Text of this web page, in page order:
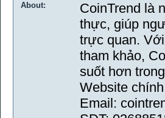
About:
CoinTrend là
thực, giúp
trực quan.
tham khảo,
suốt hơn
Website
Email: